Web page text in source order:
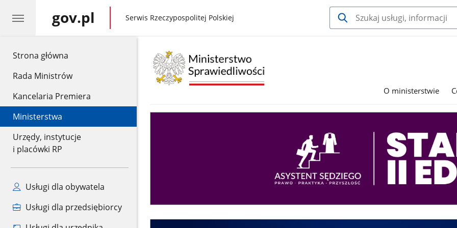
Strona główna
Rada Ministrów
Kancelaria Premiera
Ministerstwa
Urzędy, instytucje
i placówki RP
Usługi dla obywatela
Usługi dla przedsiębiorcy
gov.pl gov.pl
Serwis Rzeczypospolitej Polskiej
O ministerstwie